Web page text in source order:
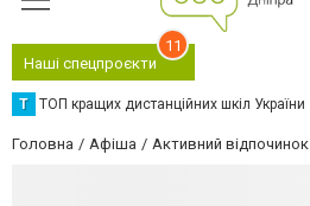
Наші спецпроєкти
11
Т ТОП кращих дистанційних шкіл України
Головна Афіша Активний відпочинок